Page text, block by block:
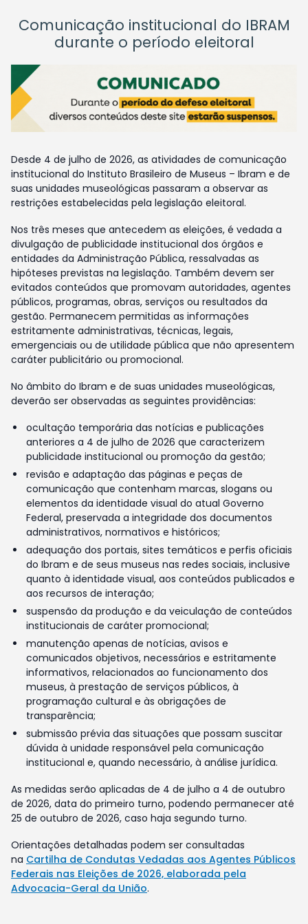
Comunicação institucional do IBRAM
durante o período eleitoral
Desde 4 de julho de 2026, as atividades de comunicação
institucional do Instituto Brasileiro de Museus – Ibram e de
suas unidades museológicas passaram a observar as
restrições estabelecidas pela legislação eleitoral.
Nos três meses que antecedem as eleições, é vedada a
divulgação de publicidade institucional dos órgãos e
entidades da Administração Pública, ressalvadas as
hipóteses previstas na legislação. Também devem ser
evitados conteúdos que promovam autoridades, agentes
públicos, programas, obras, serviços ou resultados da
gestão. Permanecem permitidas as informações
estritamente administrativas, técnicas, legais,
emergenciais ou de utilidade pública que não apresentem
caráter publicitário ou promocional.
No âmbito do Ibram e de suas unidades museológicas,
deverão ser observadas as seguintes providências:
ocultação temporária das notícias e publicações
anteriores a 4 de julho de 2026 que caracterizem
publicidade institucional ou promoção da gestão;
revisão e adaptação das páginas e peças de
comunicação que contenham marcas, slogans ou
elementos da identidade visual do atual Governo
Federal, preservada a integridade dos documentos
administrativos, normativos e históricos;
adequação dos portais, sites temáticos e perfis oficiais
do Ibram e de seus museus nas redes sociais, inclusive
quanto à identidade visual, aos conteúdos publicados e
aos recursos de interação;
suspensão da produção e da veiculação de conteúdos
institucionais de caráter promocional;
manutenção apenas de notícias, avisos e
comunicados objetivos, necessários e estritamente
informativos, relacionados ao funcionamento dos
museus, à prestação de serviços públicos, à
programação cultural e às obrigações de
transparência;
submissão prévia das situações que possam suscitar
dúvida à unidade responsável pela comunicação
institucional e, quando necessário, à análise jurídica.
As medidas serão aplicadas de 4 de julho a 4 de outubro
de 2026, data do primeiro turno, podendo permanecer até
25 de outubro de 2026, caso haja segundo turno.
Orientações detalhadas podem ser consultadas
na Cartilha de Condutas Vedadas aos Agentes Públicos
Federais nas Eleições de 2026, elaborada pela
Advocacia-Geral da União.